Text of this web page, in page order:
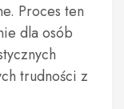
Proces ten
dla osób
trudności z